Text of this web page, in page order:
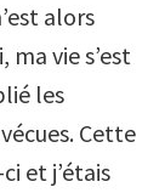
alors
vie s’est
les
Cette
et j’étais